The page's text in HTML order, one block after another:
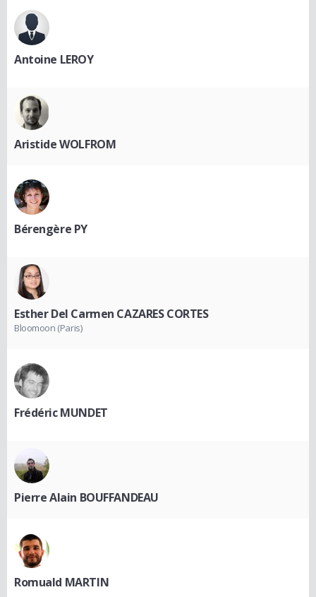
Antoine LEROY
Aristide WOLFROM
Bérengère PY
Esther Del Carmen CAZARES CORTES
Bloomoon (Paris)
Frédéric MUNDET
Pierre Alain BOUFFANDEAU
Romuald MARTIN